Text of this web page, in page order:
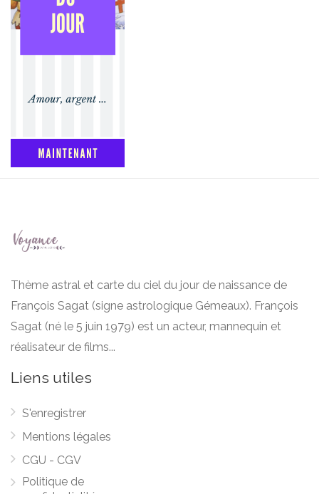
Thème astral et carte du ciel du jour de naissance de
François Sagat (signe astrologique Gémeaux). François
Sagat (né le 5 juin 1979) est un acteur, mannequin et
réalisateur de films...
Liens utiles
S'enregistrer
Mentions légales
CGU - CGV
Politique de